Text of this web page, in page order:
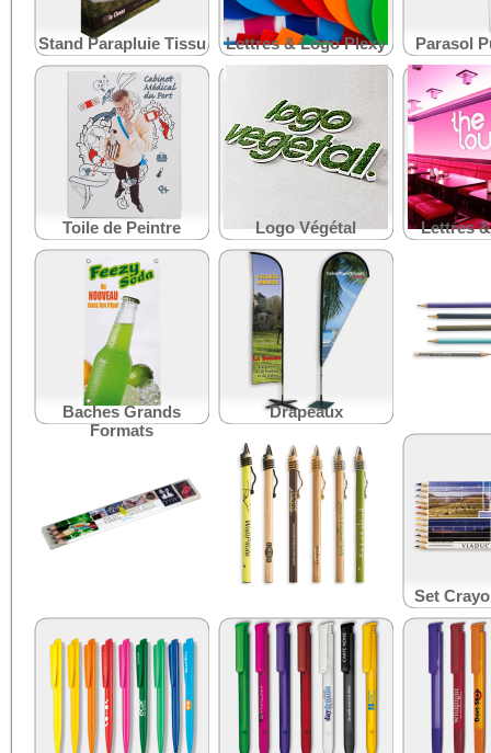
Stand Parapluie Tissu Lettres & Logo Plexy Parasol
Toile de Peintre Logo Végétal Lettres
Baches Grands
Formats
Drapeaux
Set